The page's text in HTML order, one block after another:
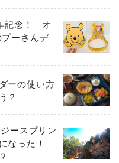
記念！ オ
ーさんデ
ーの使い方
？
ースプリン
なった！